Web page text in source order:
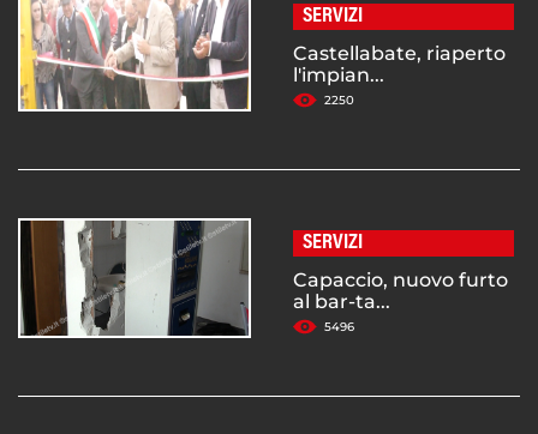
SERVIZI
Castellabate, riaperto
l'impian...
2250
SERVIZI
Capaccio, nuovo furto
al bar-ta...
5496